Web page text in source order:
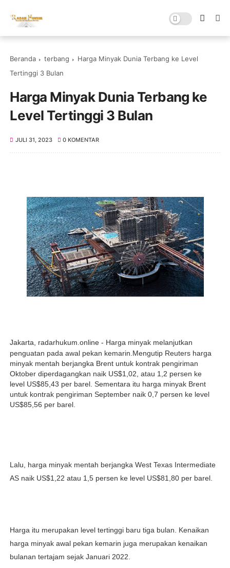
Beranda terbang
Harga Minyak Dunia Terbang ke Level
Tertinggi 3 Bulan
Harga Minyak Dunia Terbang ke
Level Tertinggi 3 Bulan
JULI 31, 2023 0 KOMENTAR
Jakarta , radarhukum.online - Harga minyak melanjutkan
penguatan pada awal pekan kemarin. Mengutip Reuters harga
minyak mentah berjangka Brent untuk kontrak pengiriman
Oktober diperdagangkan naik US$1,02, atau 1,2 persen ke
level US$85,43 per barel. Sementara itu harga minyak Brent
untuk kontrak pengiriman September naik 0,7 persen ke level
US$85,56 per barel.
Lalu, harga minyak mentah berjangka West Texas Intermediate
AS naik US$1,22 atau 1,5 persen ke level US$81,80 per barel.
Harga itu merupakan level tertinggi baru tiga bulan. Kenaikan
harga minyak awal pekan kemarin juga merupakan kenaikan
bulanan tertajam sejak Januari 2022.